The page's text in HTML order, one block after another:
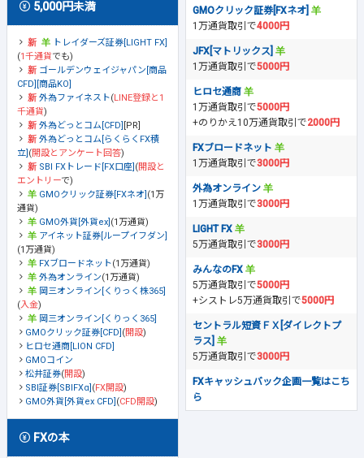
5,000円未満
トレイダーズ証券[LIGHT FX]
(1千通貨でも)
ゴールデンウェイジャパン[商品
CFD][商品KO]
外為ファイネスト(LINE登録と1
千通貨)
外為どっとコム[CFD]
[PR]
外為どっとコム[らくらくFX積
立] (開設とアンケート回答)
SBI FXトレード[FX口座] (開設と
エントリーで)
GMOクリック証券[FXネオ] (1万
通貨)
GMO外貨[外貨ex] (1万通貨)
アイネット証券[ループイフダン]
(1万通貨)
FXブロードネット(1万通貨)
外為オンライン(1万通貨)
岡三オンライン[くりっく株365]
(入金)
岡三オンライン[くりっく365]
GMOクリック証券[CFD] (開設)
ヒロセ通商[LION CFD]
GMOコイン
松井証券(開設)
SBI証券[SBIFXα] (FX開設)
GMO外貨[外貨ex CFD] (CFD開設)
FXの本
GMOクリック証券[FXネオ]
1万通貨取引で4000円
JFX[マトリックス]
1万通貨取引で5000円
ヒロセ通商
1万通貨取引で5000円
+のりかえ10万通貨取引で2000円
FXブロードネット
1万通貨取引で3000円
外為オンライン
1万通貨取引で3000円
LIGHT FX
5万通貨取引で3000円
みんなのFX
5万通貨取引で5000円
+シストレ5万通貨取引で5000円
セントラル短資ＦＸ[ダイレクトプ
ラス]
5万通貨取引で3000円
FXキャッシュバック企画一覧はこち
ら